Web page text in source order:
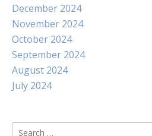
December 2024
November 2024
October 2024
September 2024
August 2024
July 2024
Search